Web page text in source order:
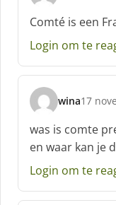
c
h
r
e
f
:
Comté is een
Login om te
wina
s
h
r
e
f
17
was is comte
en waar kan je
Login om te